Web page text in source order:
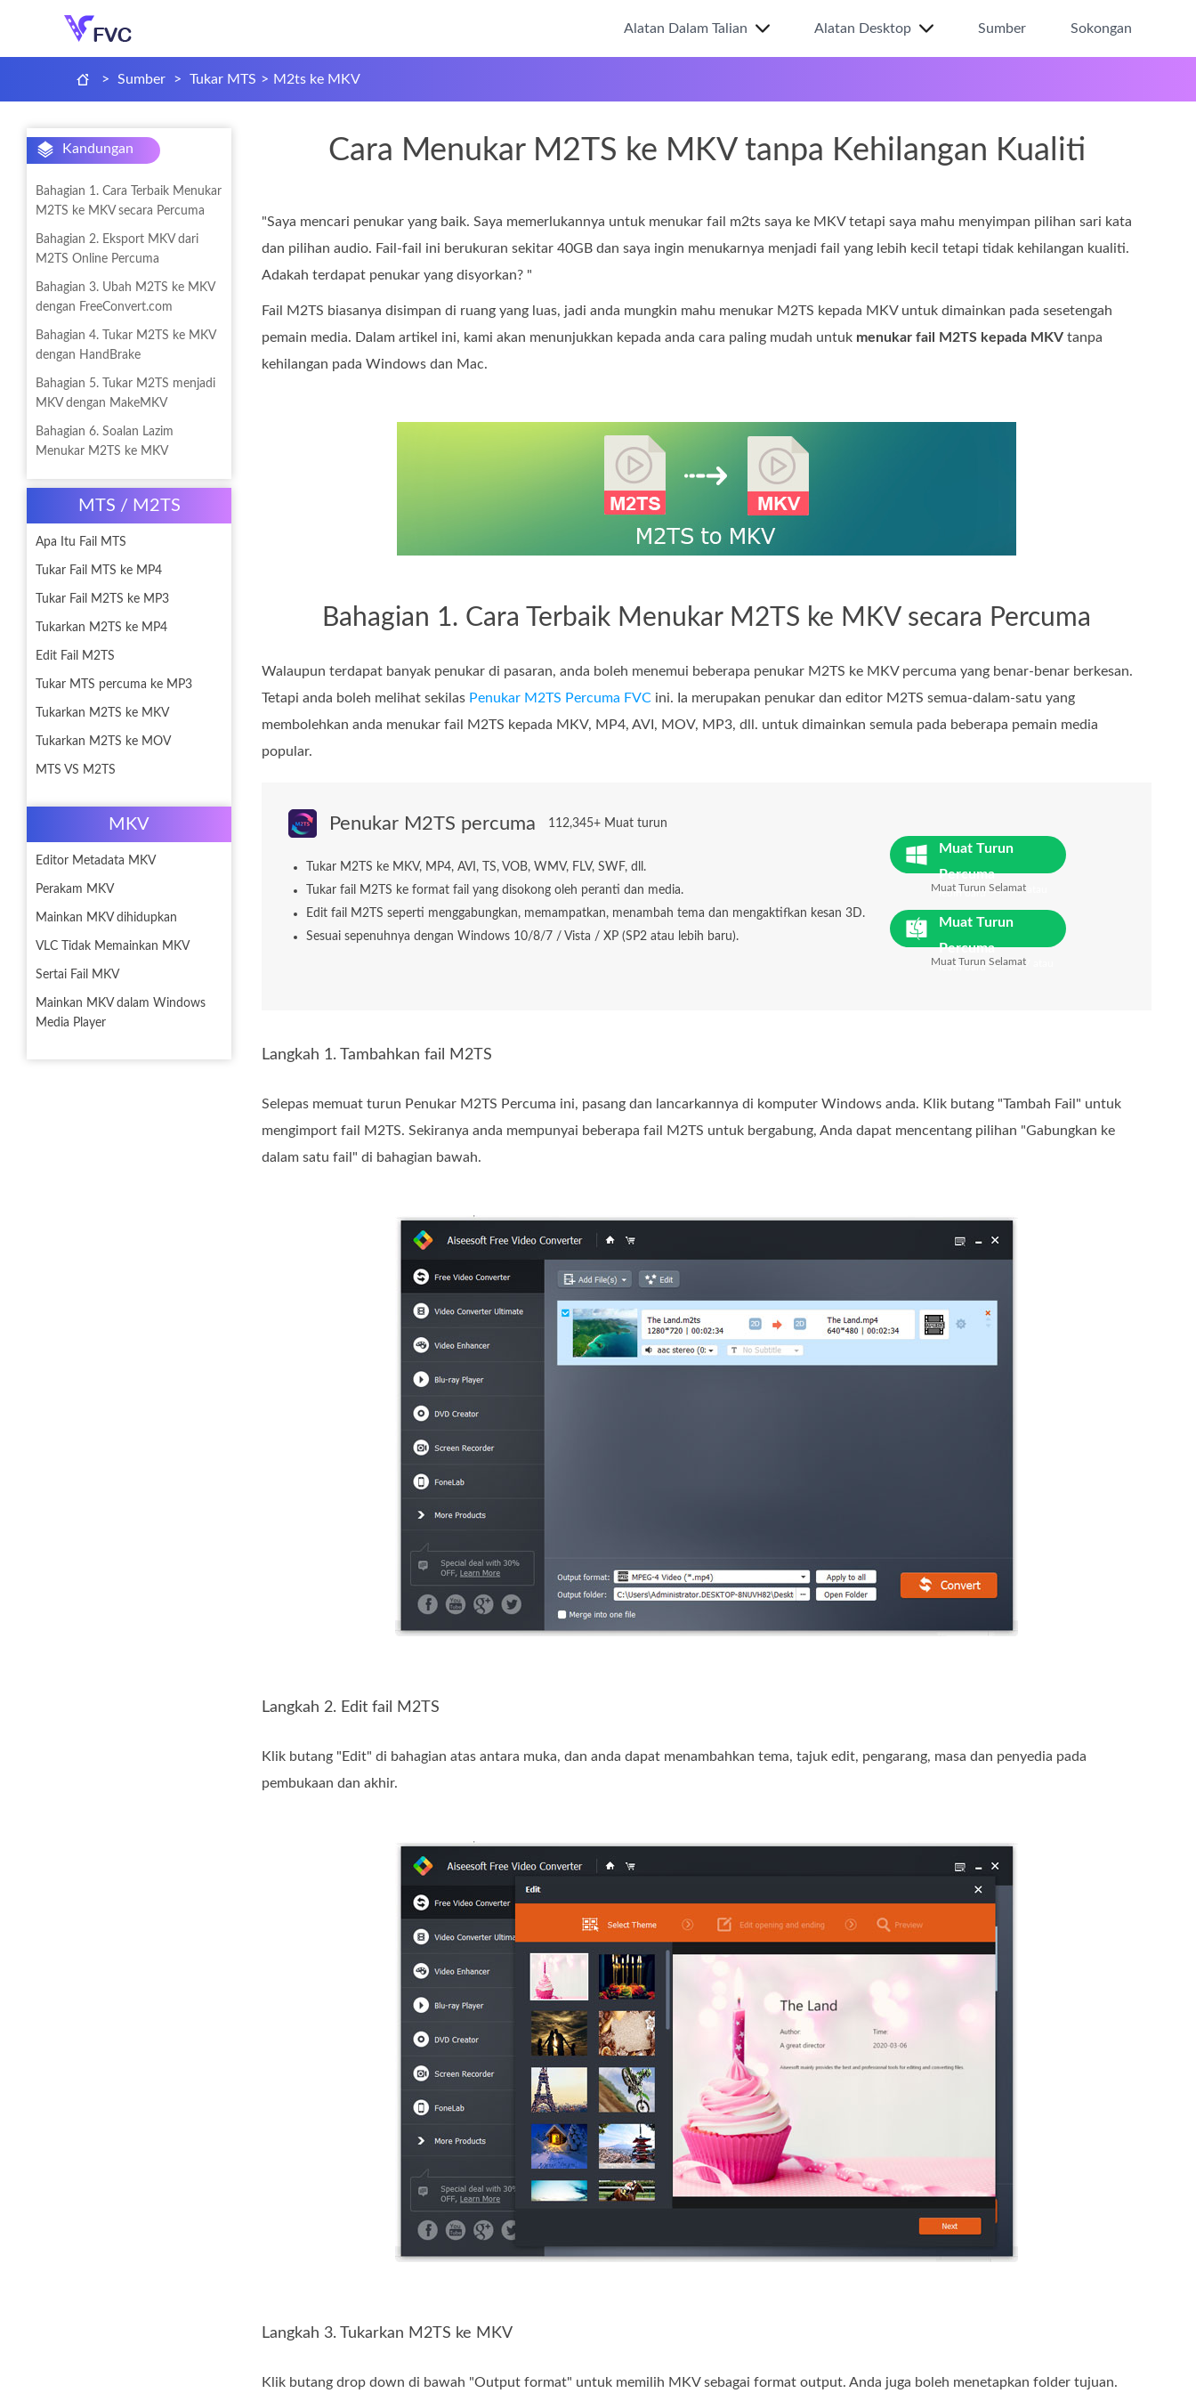
Alatan Dalam Talian Alatan Desktop Sumber Sokongan
> Sumber > Tukar MTS > M2ts ke MKV
Kandungan
Bahagian 1. Cara Terbaik Menukar
M2TS ke MKV secara Percuma
Bahagian 2. Eksport MKV dari
M2TS Online Percuma
Bahagian 3. Ubah M2TS ke MKV
dengan FreeConvert.com
Bahagian 4. Tukar M2TS ke MKV
dengan HandBrake
Bahagian 5. Tukar M2TS menjadi
MKV dengan MakeMKV
Bahagian 6. Soalan Lazim
Menukar M2TS ke MKV
MTS / M2TS
Apa Itu Fail MTS
Tukar Fail MTS ke MP4
Tukar Fail M2TS ke MP3
Tukarkan M2TS ke MP4
Edit Fail M2TS
Tukar MTS percuma ke MP3
Tukarkan M2TS ke MKV
Tukarkan M2TS ke MOV
MTS VS M2TS
MKV
Editor Metadata MKV
Perakam MKV
Mainkan MKV dihidupkan
VLC Tidak Memainkan MKV
Sertai Fail MKV
Mainkan MKV dalam Windows
Media Player
Cara Menukar M2TS ke MKV tanpa Kehilangan Kualiti
"Saya mencari penukar yang baik. Saya memerlukannya untuk menukar fail m2ts saya ke MKV tetapi saya mahu menyimpan pilihan sari kata
dan pilihan audio. Fail-fail ini berukuran sekitar 40GB dan saya ingin menukarnya menjadi fail yang lebih kecil tetapi tidak kehilangan kualiti.
Adakah terdapat penukar yang disyorkan? "
Fail M2TS biasanya disimpan di ruang yang luas, jadi anda mungkin mahu menukar M2TS kepada MKV untuk dimainkan pada sesetengah
pemain media. Dalam artikel ini, kami akan menunjukkan kepada anda cara paling mudah untuk menukar fail M2TS kepada MKV tanpa
kehilangan pada Windows dan Mac.
Bahagian 1. Cara Terbaik Menukar M2TS ke MKV secara Percuma
Walaupun terdapat banyak penukar di pasaran, anda boleh menemui beberapa penukar M2TS ke MKV percuma yang benar-benar berkesan.
Tetapi anda boleh melihat sekilas Penukar M2TS Percuma FVC ini. Ia merupakan penukar dan editor M2TS semua-dalam-satu yang
membolehkan anda menukar fail M2TS kepada MKV, MP4, AVI, MOV, MP3, dll. untuk dimainkan semula pada beberapa pemain media
popular.
Penukar M2TS percuma 112,345+ Muat turun
Tukar M2TS ke MKV, MP4, AVI, TS, VOB, WMV, FLV, SWF, dll.
Tukar fail M2TS ke format fail yang disokong oleh peranti dan media.
Edit fail M2TS seperti menggabungkan, memampatkan, menambah tema dan mengaktifkan kesan 3D.
Sesuai sepenuhnya dengan Windows 10/8/7 / Vista / XP (SP2 atau lebih baru).
Muat Turun
Percuma
Untuk Windows 7 atau
lebih baru
Muat Turun Selamat
Muat Turun
Percuma
Untuk MacOS 10.7 atau
lebih baru
Muat Turun Selamat
Langkah 1. Tambahkan fail M2TS
Selepas memuat turun Penukar M2TS Percuma ini, pasang dan lancarkannya di komputer Windows anda. Klik butang "Tambah Fail" untuk
mengimport fail M2TS. Sekiranya anda mempunyai beberapa fail M2TS untuk bergabung, Anda dapat mencentang pilihan "Gabungkan ke
dalam satu fail" di bahagian bawah.
Langkah 2. Edit fail M2TS
Klik butang "Edit" di bahagian atas antara muka, dan anda dapat menambahkan tema, tajuk edit, pengarang, masa dan penyedia pada
pembukaan dan akhir.
Langkah 3. Tukarkan M2TS ke MKV
Klik butang drop down di bawah "Output format" untuk memilih MKV sebagai format output. Anda juga boleh menetapkan folder tujuan.